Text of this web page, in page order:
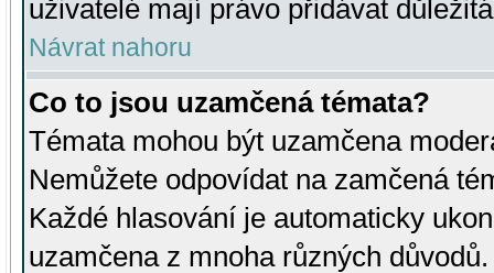
uživatelé mají právo přidávat
Návrat nahoru
Co to jsou uzamčená témata?
Témata mohou být uzamčena
Nemůžete odpovídat na zamčená
Každé hlasování je automaticky
uzamčena z mnoha různých důvodů.